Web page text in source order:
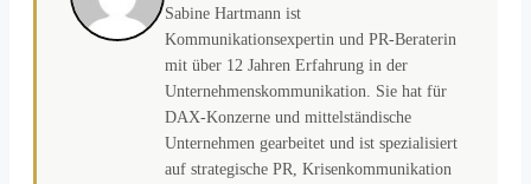
Sabine Hartmann ist
Kommunikationsexpertin und PR-Beraterin
mit über 12 Jahren Erfahrung in der
Unternehmenskommunikation. Sie hat für
DAX-Konzerne und mittelständische
Unternehmen gearbeitet und ist spezialisiert
auf strategische PR, Krisenkommunikation